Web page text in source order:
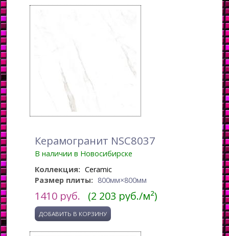
Керамогранит NSC8037
В наличии в Новосибирске
Коллекция: Ceramic
Размер плиты: 800мм×800мм
1410 руб. (2 203 руб./м²)